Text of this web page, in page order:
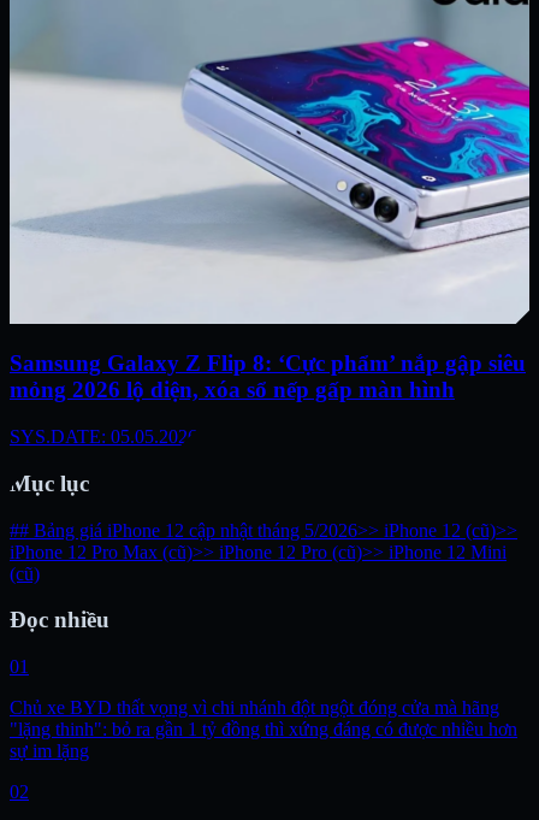
Samsung Galaxy Z Flip 8: ‘Cực phẩm’ nắp gập siêu
mỏng 2026 lộ diện, xóa sổ nếp gấp màn hình
SYS.DATE: 05.05.2026
Mục lục
## Bảng giá iPhone 12 cập nhật tháng 5/2026>> iPhone 12 (cũ)>>
iPhone 12 Pro Max (cũ)>> iPhone 12 Pro (cũ)>> iPhone 12 Mini
(cũ)
Đọc nhiều
01
Chủ xe BYD thất vọng vì chi nhánh đột ngột đóng cửa mà hãng
"lặng thinh": bỏ ra gần 1 tỷ đồng thì xứng đáng có được nhiều hơn
sự im lặng
02